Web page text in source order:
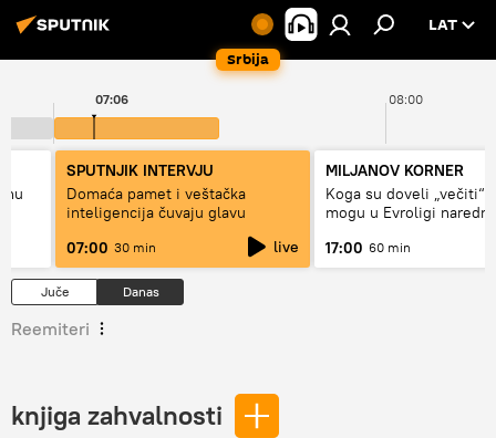
Srbija
LAT
08:00
07:06
SPUTNJIK INTERVJU
Domaća pamet i veštačka
inteligencija čuvaju glavu
07:00 30 min live
MILJANOV KORNER
Koga su doveli „večiti“
mogu u Evroligi
17:00 60 min
Juče Danas
Reemiteri
knjiga zahvalnosti